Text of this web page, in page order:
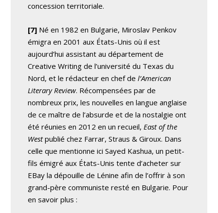
concession territoriale.
[7] Né en 1982 en Bulgarie, Miroslav Penkov
émigra en 2001 aux États-Unis où il est
aujourd’hui assistant au département de
Creative Writing de l’université du Texas du
Nord, et le rédacteur en chef del’American
Literary Review. Récompensées par de
nombreux prix, les nouvelles en langue anglaise
de ce maître de l’absurde et de la nostalgie ont
été réunies en 2012 en un recueil,East of the
Westpublié chez Farrar, Straus & Giroux. Dans
celle que mentionne ici Sayed Kashua, un petit-
fils émigré aux États-Unis tente d’acheter sur
EBay la dépouille de Lénine afin de l’offrir à son
grand-père communiste resté en Bulgarie. Pour
en savoir plus :